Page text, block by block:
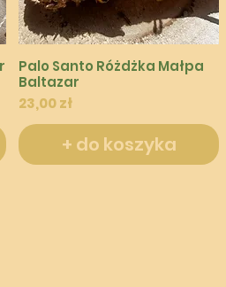
Podgląd
Palo Santo Różdżka Małpa
Baltazar
Cena
23,00 zł
+ do koszyka